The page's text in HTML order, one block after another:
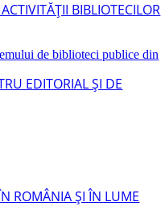
BIBLIOTECILOR
de biblioteci publice din
EDITORIAL ŞI DE
ROMÂNIA ŞI ÎN LUME